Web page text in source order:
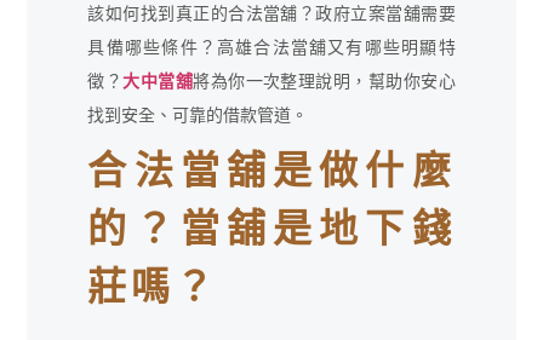
該如何找到真正的合法當舖？政府立案當舖需要
具備哪些條件？高雄合法當舖又有哪些明顯特
徵？大中當舖將為你一次整理說明，幫助你安心
找到安全、可靠的借款管道。
合法當舖是做什麼
的？當舖是地下錢
莊嗎？